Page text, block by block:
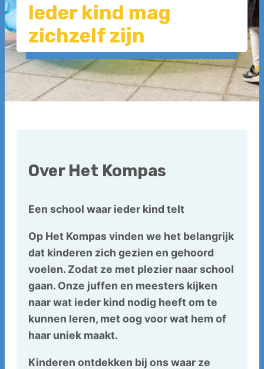
Ieder kind mag
zichzelf zijn
Over Het Kompas
Een school waar ieder kind telt
Op Het Kompas vinden we het belangrijk
dat kinderen zich gezien en gehoord
voelen. Zodat ze met plezier naar school
gaan. Onze juffen en meesters kijken
naar wat ieder kind nodig heeft om te
kunnen leren, met oog voor wat hem of
haar uniek maakt.
Kinderen ontdekken bij ons waar ze
Werken
bij
Contact